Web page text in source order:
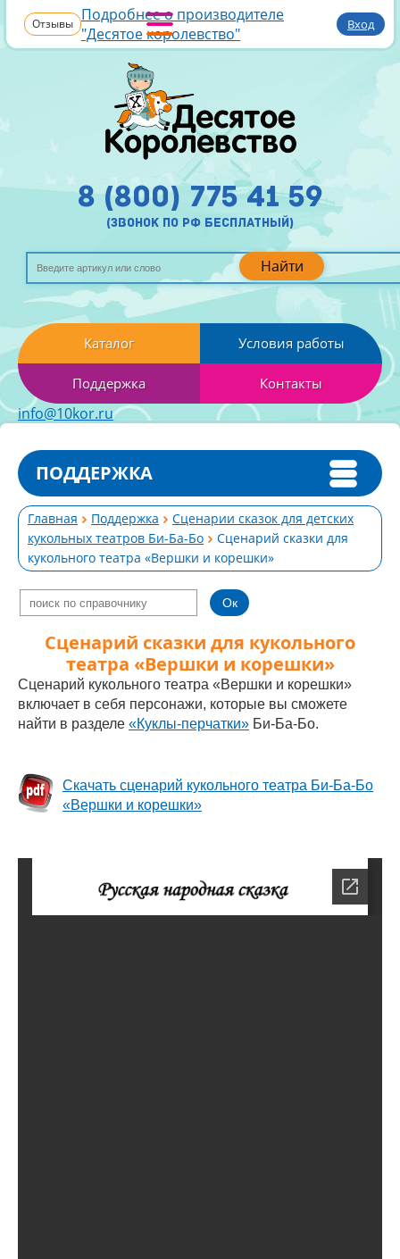
Отзывы Подробнее о производителе
"Десятое королевство"
Вход
Найти
8 (800) 775 41 59
(звонок по рф бесплатный)
Каталог Условия работы
Поддержка Контакты
info@10kor.ru
ПОДДЕРЖКА
Главная Поддержка
Сценарии сказок для детских
кукольных театров Би-Ба-Бо
Сценарий сказки для
кукольного театра «Вершки и корешки»
Сценарий сказки для кукольного
театра «Вершки и корешки»
Сценарий кукольного театра «Вершки и корешки»
включает в себя персонажи, которые вы сможете
найти в разделе «Куклы-перчатки» Би-Ба-Бо.
Скачать сценарий кукольного театра Би-Ба-Бо
«Вершки и корешки»